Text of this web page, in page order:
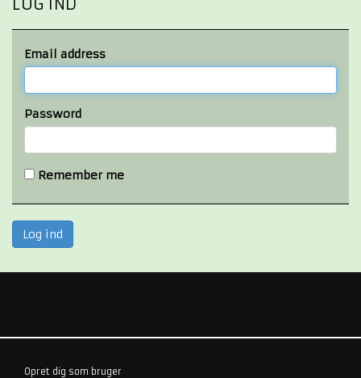
LOG IND
Email address
Password
Remember me
Opret dig som bruger